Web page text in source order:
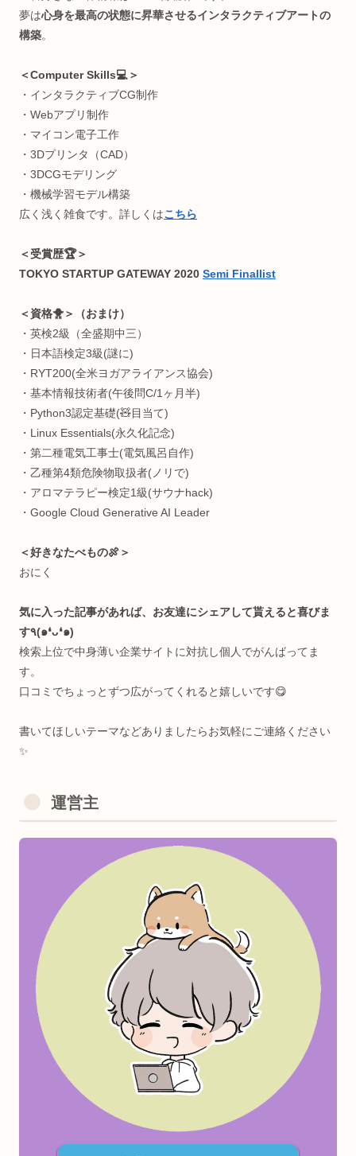
＜何してる人💡＞
“生体情報特化型” R&D(研究開発)
インタラクティブエンジニア
早稲田大学 理工学術院総合研究所
総合研究機構 ヒューマンパフォーマンス研究所
りません。
＜自己紹介🛸＞
十代で重度の病にかかり、身体の健康や脳の仕組みに興味
つようになる。肉体や精神を制御する術を探し、プログラ
グに行き着く。健康を目指し続ける過程で何かよくわから
ちに快復し、好奇心だけが残ってしまった存在。人間を究
のがすき。
＜経歴🧩＞
で薬漬け→栄養学独学→1年で40kg痩せる→IT系専門学校→
＆日本旅→放送大学→国際ヨガ資格→LINE株式会社(SES)→
京都ビジコン副賞→Webサービス起業→日本科学未来館(テ
カルスタッフ)→Python独学支援コミニュティ運営→大学で
究員＆企業でクリエイティブテクノロジスト→今に至る
٩(๑❛ᴗ❛๑)🎵
＜KeyWord🔑＞
一番好きな生体情報はEEG（脳波）です。
心身を最高の状態に昇華させるインタラクティブアー
＜Computer Skills💻＞
・インタラクティブCG制作
・Webアプリ制作
・マイコン電子工作
・3Dプリンタ（CAD）
・3DCGモデリング
・機械学習モデル構築
広く浅く雑食です。詳しくは こちら
TOKYO STARTUP GATEWAY 2020
運営主